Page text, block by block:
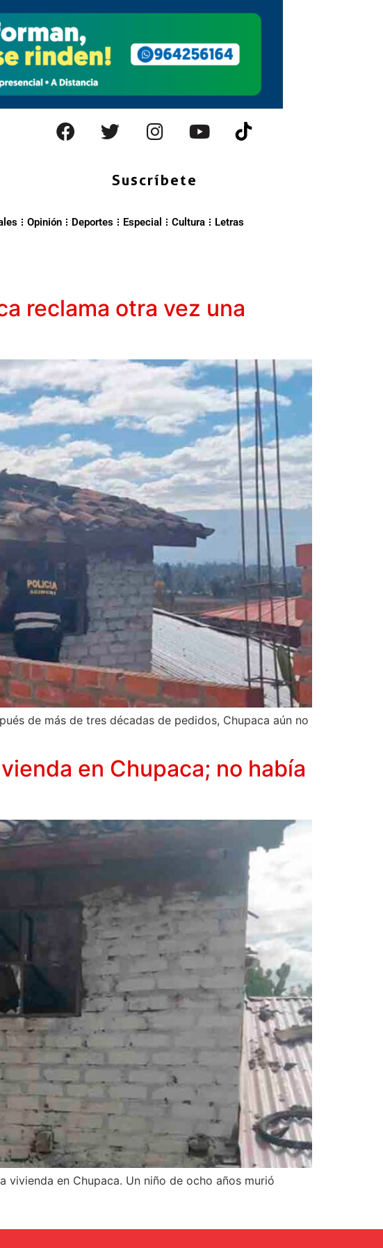
Suscríbete
Opinión Deportes Especial Cultura Letras
reclama otra vez una
de más de tres décadas de pedidos, Chupaca aún no
en Chupaca; no había
en Chupaca. Un niño de ocho años murió